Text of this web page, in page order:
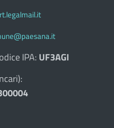
IPA: UF3AGI